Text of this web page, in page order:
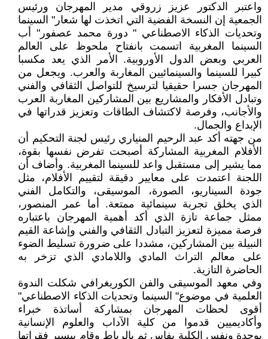
واعتبر الدكتور عزيز زروقي مدير المهرجان ورئيس
الجمعية إن النسخة الفضية التي اتخذت لها شعار" السينما
وتحديات الذكاء الاصطناعي " دورة محمد عصفور" أب
السينما المغربية اتسمت بانفتاح ملحوظ على العالم
العربي وبعض الدول الأوروبية. الأمر الذي يعد مكسبا
كبيرا للسينما والسينمائيين المغاربة والعرب. ويجعل من
المهرجان جسرا حقيقيا لترسيخ للتواصل الثقافي والفني
وتبادل الأفكار والمشاريع بين المشاركين المغاربة العرب
والأجانب، وفرصة لاكتشاف الطاقات وتعزيز قدراتها في
الإبداع والجمال.
من جهته أكد عبد الرحيم المنياري رئيس لجنة التحكيم أن
الأفلام المغربية المشاركة أصبحت تفرض نفسها بقوة،
مما يشير إلى مستقبل واعد للسينما المغربية. وأضاف أن
اللجنة اعتمدت على معايير دقيقة لتقييم الأفلام، مثل
جودة السيناريو، الصورة، الموسيقى، والتكامل الفني
الذي يخلق تجربة سينمائية ممتعة. أما عمر المنصور،
ممثل جماعة تازة الذي أكد أهمية المهرجان باعتباره
فرصة مميزة لتعزيز التبادل الثقافي والفني وإشاعة القيم
النبيلة بين المشاركين، مشددا على ضرورة تسليط الضوء
على معالم التراث المادي واللامادي الذي تزخر به
الحاضرة التازية.
وفي معهد الموسيقى والفن الكوريغرافي شكلت الندوة
العلمية في موضوع" السينما وتحديات الذكاء الاصطناعي"
أقوى لحظات المهرجان بمشاركة أساتذة خبراء
وأكاديميين قدموا من كلية الآداب والعلوم الإنسانية
بوجدة ونفس الكلية بفاس ثم بالرباط وقام بيسير فقراتها